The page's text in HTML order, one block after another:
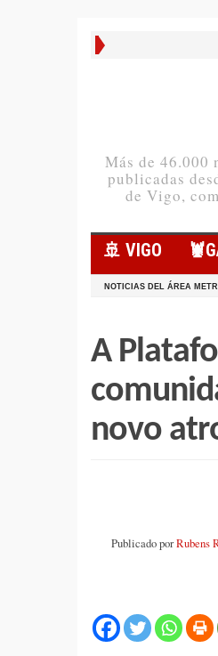
Más de 46.000
publicadas
de Vigo,
🚢 VIGO
NOTICIAS DEL ÁREA
A
novo
Publicado porRubens